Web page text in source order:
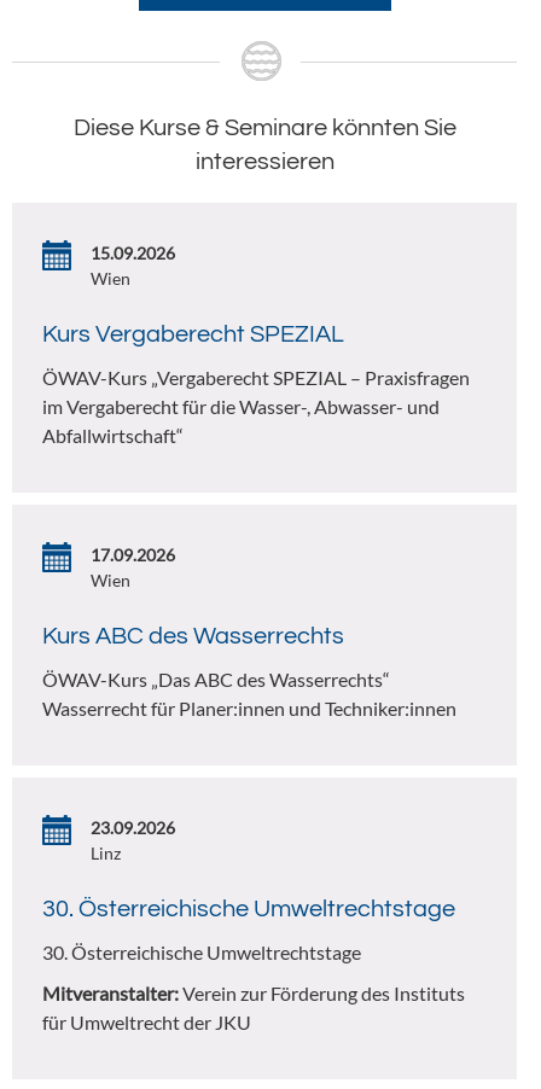
Diese Kurse & Seminare könnten Sie
interessieren
15.09.2026
Wien
Kurs Vergaberecht SPEZIAL
ÖWAV-Kurs „Vergaberecht SPEZIAL – Praxisfragen
im Vergaberecht für die Wasser-, Abwasser- und
Abfallwirtschaft“
17.09.2026
Wien
Kurs ABC des Wasserrechts
ÖWAV-Kurs „Das ABC des Wasserrechts“
Wasserrecht für Planer:innen und Techniker:innen
23.09.2026
Linz
30. Österreichische Umweltrechtstage
30. Österreichische Umweltrechtstage
Mitveranstalter:Verein zur Förderung des Instituts
für Umweltrecht der JKU